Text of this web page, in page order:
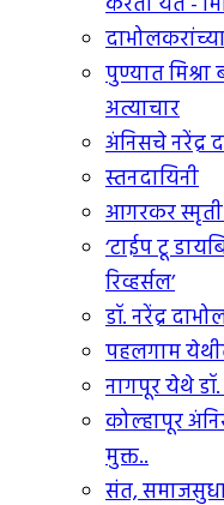
पुण्यात
अत्याचार
अंनिसचे नरेंद्र
स्तनदायिनी
आगरकर
‘टाईप टू
रिव्हर्सल’
डॉ. नरेंद्र
पहलगाम
नागपूर येथे डॉ.
कोल्हापूर
मुक्त..
संत,